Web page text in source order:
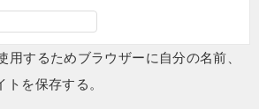
用するためブラウザーに自分の名前、
トを保存する。